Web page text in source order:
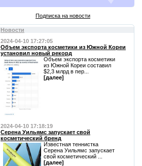
Подписка на новости
Новости
2024-04-10 17:27:05
Объем экспорта косметики из Южной Кореи
установил новый рекорд
Объем экспорта косметики
из Южной Кореи составил
$2,3 млрд в пер...
[далее]
2024-04-10 17:18:19
Серена Уильямс запускает свой
косметический бренд
Известная теннистка
Серена Уильямс запускает
свой косметический ...
[далее]